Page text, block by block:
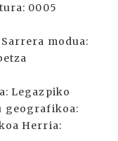
0005
modua:
Legazpiko
geografikoa:
Herria: